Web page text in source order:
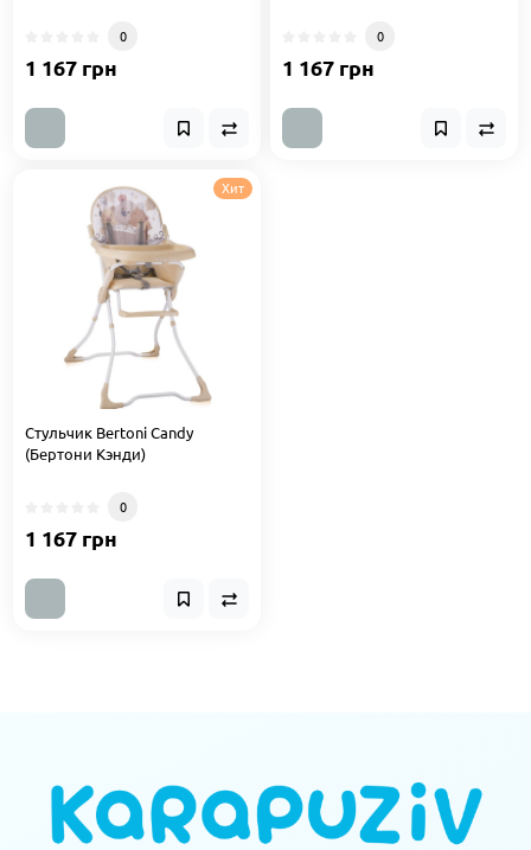
0
1 167 грн
0
1 167 грн
Хит
Стульчик Bertoni Candy
(Бертони Кэнди)
0
1 167 грн